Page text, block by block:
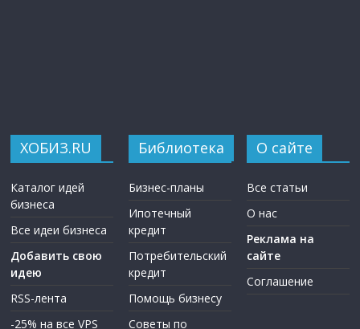
ХОБИЗ.RU
Каталог идей
бизнеса
Все идеи бизнеса
Добавить свою
идею
RSS-лента
-25% на все VPS
Библиотека
Бизнес-планы
Ипотечный
кредит
Потребительский
кредит
Помощь бизнесу
Советы по
О сайте
Все статьи
О нас
Реклама на
сайте
Соглашение